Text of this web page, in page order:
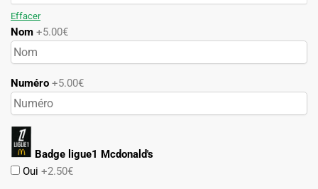
Effacer
Nom +5.00€
Numéro +5.00€
Badge ligue1 Mcdonald's
Oui +2.50€